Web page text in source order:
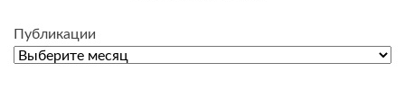
Публикации